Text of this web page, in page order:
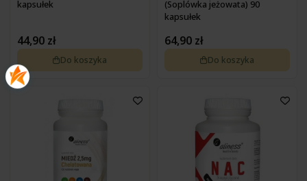
kapsułek
44,90 zł
Do koszyka
(Soplówka jeżowata) 90
kapsułek
64,90 zł
Do koszyka